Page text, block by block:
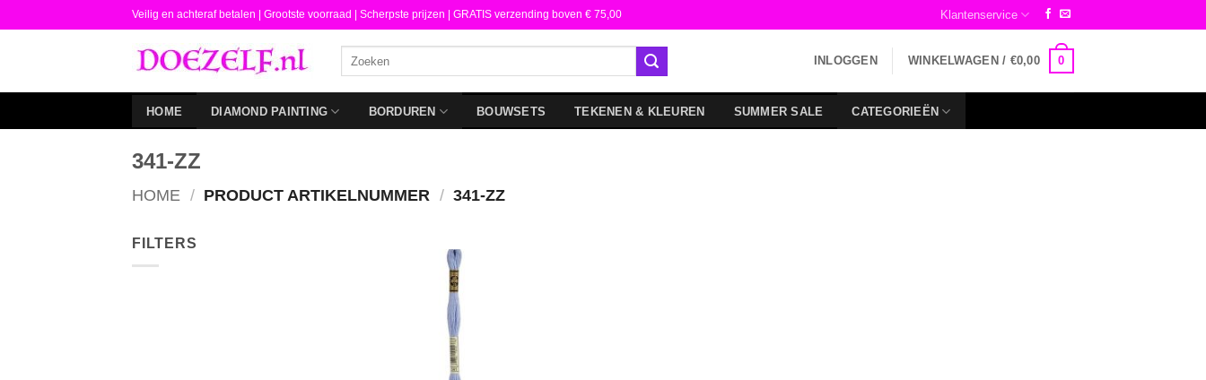
naar
Veilig en achteraf betalen | Grootste voorraad | Scherpste prijzen | GRATIS verzending boven € 75,00 Klantenservice
INLOGGEN WINKELWAGEN / €0,00 0
HOME DIAMOND PAINTING BORDUREN BOUWSETS TEKENEN & KLEUREN SUMMER SALE CATEGORIEËN
341-ZZ
HOME / PRODUCT ARTIKELNUMMER / 341-ZZ
FILTERS